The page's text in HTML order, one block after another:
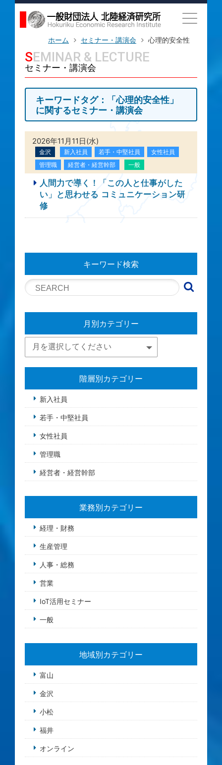
ホーム セミナー・講演会 心理的安全性
SEMINAR & LECTURE
セミナー・講演会
キーワードタグ：「心理的安全性」
に関するセミナー・講演会
2026年11月11日(水)
金沢 新入社員 若手・中堅社員
女性社員
管理職
経営者・経営幹部 一般
人間力で導く！「この人と仕事がした
い」と思わせる コミュニケーション研
修
キーワード検索
月別カテゴリー
階層別カテゴリー
新入社員
若手・中堅社員
女性社員
管理職
経営者・経営幹部
業務別カテゴリー
経理・財務
生産管理
人事・総務
営業
IoT活用セミナー
一般
地域別カテゴリー
富山
金沢
小松
福井
オンライン